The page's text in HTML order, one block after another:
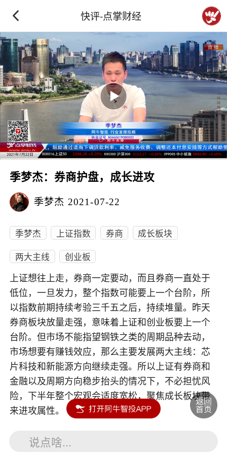
快评-点掌财经
季梦杰：券商护盘，成长进攻
季梦杰 2021-07-22
季梦杰 上证指数 券商
成长板块
两大主线
创业板
上证想往上走，券商一定要动，而且券商一直处于
低位，一旦发力，整个指数可能要上一个台阶，所
以指数前期持续考验三千五之后，持续堆量。昨天
券商板块放量走强，意味着上证和创业板要上一个
台阶。但市场不能指望钢铁之类的周期品种去动，
市场想要有赚钱效应，那么主要发展两大主线：芯
片科技和新能源方向继续走强。所以上证有券商和
金融以及周期方向稳步抬头的情况下，不必担忧风
险，下半年整个宏观会适度宽松，聚焦成长板块带
来进攻属性。
内容如涉及个股仅供参考，不构成任何投资建议！投资风险自负。
说点啥...